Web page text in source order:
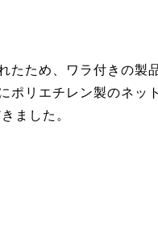
ため、ワラ付きの製
ポリエチレン製のネッ
ました。